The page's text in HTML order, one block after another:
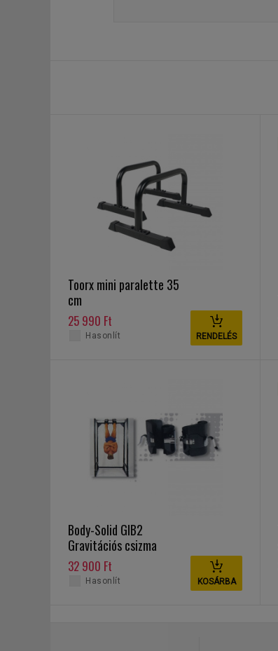
Toorx mini paralette 35
cm
25 990 Ft
RENDELÉS
Hasonlít
Body-Solid GIB2
Gravitációs csizma
32 900 Ft
KOSÁRBA
Hasonlít